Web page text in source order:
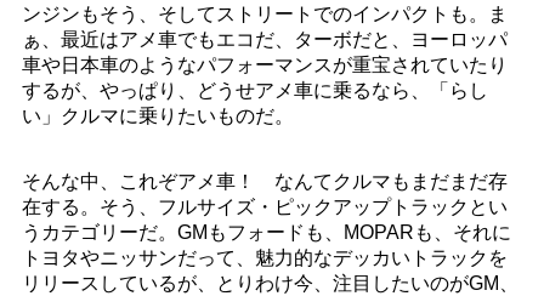
ンジンもそう、そしてストリートでのインパクトも。ま
ぁ、最近はアメ車でもエコだ、ターボだと、ヨーロッパ
車や日本車のようなパフォーマンスが重宝されていたり
するが、やっぱり、どうせアメ車に乗るなら、「らし
い」クルマに乗りたいものだ。
そんな中、これぞアメ車！ なんてクルマもまだまだ存
在する。そう、フルサイズ・ピックアップトラックとい
うカテゴリーだ。GMもフォードも、MOPARも、それに
トヨタやニッサンだって、魅力的なデッカいトラックを
リリースしているが、とりわけ今、注目したいのがGM、